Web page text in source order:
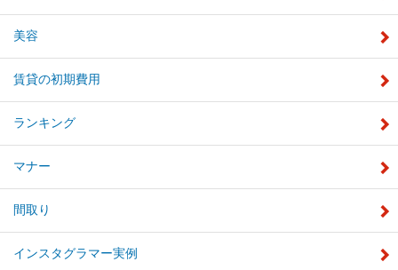
美容
賃貸の初期費用
ランキング
マナー
間取り
インスタグラマー実例